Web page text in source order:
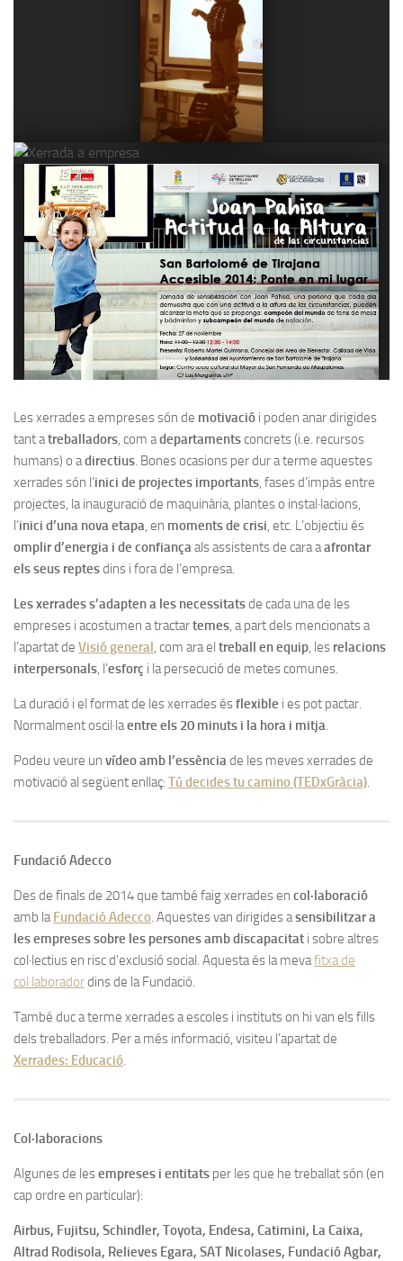
Les xerrades a empreses són de motivació i poden anar dirigides
tant atreballadors, com adepartamentsconcrets (i.e. recursos
humans) o adirectius. Bones ocasions per dur a terme aquestes
xerrades són l’inici de projectes importants, fases d’impàs entre
projectes, la inauguració de maquinària, plantes o instal·lacions,
l’inici d’una nova etapa, en moments de crisi, etc. L’objectiu és
omplir d’energia i de confiançaals assistents de cara aafrontar
els seus reptesdins i fora de l’empresa.
Les xerrades s’adapten a les necessitatsde cada una de les
empreses i acostumen a tractartemes, a part dels mencionats a
l’apartat de Visió general, com ara el treball en equip, les relacions
interpersonals, l’esforç i la persecució de metes comunes.
La duració i el format de les xerrades ésflexible i es pot pactar.
Normalment oscil·laentre els 20 minuts i la hora i mitja.
Podeu veure un vídeo amb l’essènciade les meves xerrades de
motivació al següent enllaç: Tú decides tu camino (TEDxGràcia).
Fundació Adecco
Des de finals de 2014 que també faig xerrades en col·laboració
amb laFundació Adecco. Aquestes van dirigides asensibilitzar a
les empreses sobre les persones amb discapacitat i sobre altres
col·lectius en risc d’exclusió social. Aquesta és la mevafitxa de
col·laboradordins de la Fundació.
També duc a terme xerrades a escoles i instituts on hi van els fills
dels treballadors. Per a més informació, visiteu l’apartat de
Xerrades: Educació.
Col·laboracions
Algunes de lesempreses i entitats per les que he treballat són (en
cap ordre en particular):
Airbus, Fujitsu, Schindler, Toyota, Endesa, Catimini, La Caixa,
Altrad Rodisola, Relieves Egara, SAT Nicolases, Fundació Agbar,